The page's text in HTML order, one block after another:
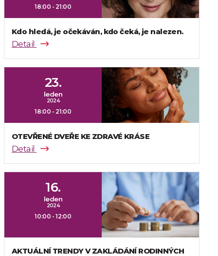
18:00 - 21:00
Kdo hledá, je očekáván, kdo čeká, je nalezen.
Detail
23.
leden
2024
18:00 - 21:00
OTEVŘENÉ DVEŘE KE ZDRAVÉ KRÁSE
Detail
16.
leden
2024
10:00 - 12:00
AKTUÁLNÍ TRENDY V ZAKLÁDÁNÍ RODINNÝCH